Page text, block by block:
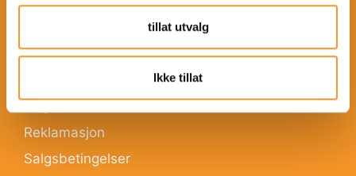
tillat utvalg
Ikke tillat
Frakt og levering
Angrerett
Reklamasjon
Salgsbetingelser